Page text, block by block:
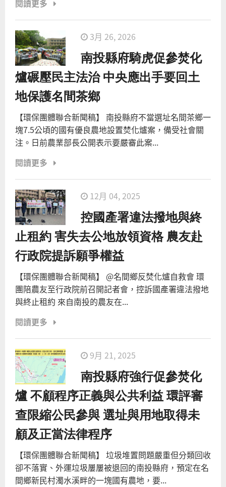
閱讀更多
3月 26, 2026
南投縣府騎虎促參焚化
爐碾壓民主法治 中央應出手要回土
地保護名間茶鄉
【環保團體聯合新聞稿】 南投縣府不當選址名間茶鄉一
塊7.5公頃的國有優良農地設置焚化爐案，備受社會關
注。日前農業部長公開表示要嚴審此案...
閱讀更多
12月 04, 2025
控國產署違法撥地與終
止租約 害失去公地放領資格 農友赴
行政院提訴願爭權益
【環保團體聯合新聞稿】 @名間鄉反焚化爐自救會 環
團陪農友至行政院前召開記者會，控訴國產署違法撥地
與終止租約 來自南投的農友在...
閱讀更多
9月 21, 2025
南投縣府強行促參焚化
爐 不顧程序正義與公共利益 環評審
查限縮公民參與 選址與用地取得未
顧及正當法律程序
【環保團體聯合新聞稿】 垃圾堆置問題嚴重但分類回收
卻不落實、外運垃圾屢屢被退回的南投縣府，預定在名
間鄉新民村濁水溪畔的一塊國有農地，要...